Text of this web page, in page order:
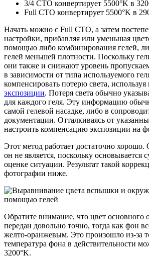
3/4 CTO конвертирует 5500°K в
Full CTO конвертирует 5500°K в
Начать можно с Full CTO, а затем
настройки, прибавляя или уменьшая
помощью либо комбинирования гелей,
гелей меньшей плотности. Поскольку
они также и снижают уровень
в зависимости от типа используемого
компенсировать потерю света,
экспозиции. Потеря света обычно
для каждого геля. Эту информацию
самой гелевой насадке, либо в
документации. Отталкиваясь от
настроить компенсацию экспозиции на
Этот метод работает достаточно
он не является, поскольку основывается
оценке ситуации. Результат такой
фотографии ниже.
Обратите внимание, что цвет основного
передан довольно точно, тогда как фон
желто-оранжевым. Это произошло из-за
температура фона в действительности
3200°K.